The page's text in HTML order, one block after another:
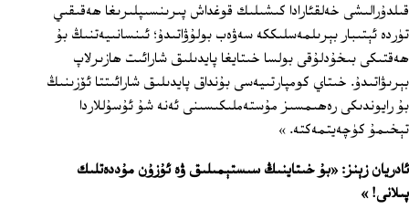
قىلدۇرالىشى خەلقئارادا كىشىلىك قوغداش پىرىنسىپلىرىغا ھەقىقىي
تۈردە ئېتىبار بېرىلمەسلىككە سەۋەب بولۇۋاتىدۇ؛ ئىنسانىيەتنىڭ بۇ
ھەقتىكى بىخۇدلۇقى بولسا خىتايغا پايدىلىق شارائىت ھازىرلاپ
بېرىۋاتىدۇ. خىتاي كومپارتىيەسى بۇنداق پايدىلىق شارائىتتا ئۆزىنىڭ
بۇ رايوندىكى رەھىمسىز مۇستەملىكىسىنى ئەنە شۇ ئۇسۇللاردا
تېخىمۇ كۈچەيتمەكتە. »
ئادريان زېنز: «بۇ خىتاينىڭ سىستېمىلىق ۋە ئۇزۇن مۇددەتلىك
پىلانى! »